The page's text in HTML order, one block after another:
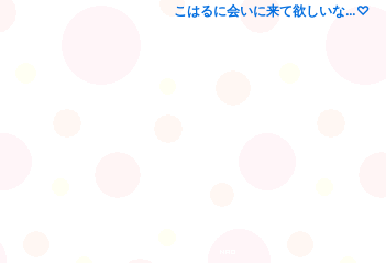
こはるに会いに来て欲しいな…♡